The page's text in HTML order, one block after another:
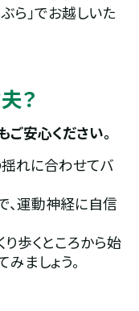
ら」でお越しいた
？
ご安心ください。
揺れに合わせてバ
、運動神経に自信
歩くところから始
ましょう。